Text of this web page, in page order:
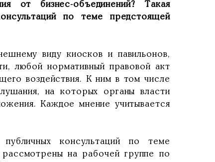
от бизнес-объединений? Такая
по теме предстоящей
виду киосков и павильонов,
любой нормативный правовой акт
воздействия. К ним в том числе
на которых органы власти
Каждое мнение учитывается
консультаций по теме
на рабочей группе по